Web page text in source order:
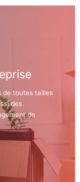
de toutes tailles
des
de